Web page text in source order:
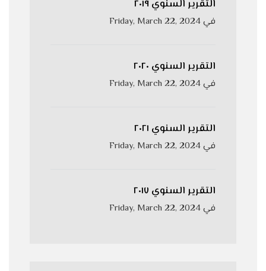
التقرير السنوي ٢٠١٩
فيFriday, March 22, 2024
التقرير السنوي ٢٠٢٠
فيFriday, March 22, 2024
التقرير السنوي ٢٠٢١
فيFriday, March 22, 2024
التقرير السنوي ٢٠١٧
فيFriday, March 22, 2024